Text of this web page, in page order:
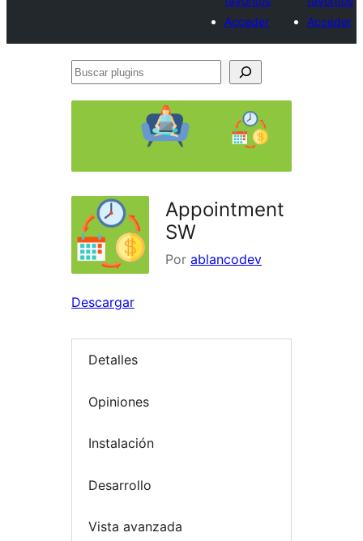
Acceder
Acceder
Buscar
Appointment
SW
Por ablancodev
Descargar
Detalles
Opiniones
Instalación
Desarrollo
Vista avanzada